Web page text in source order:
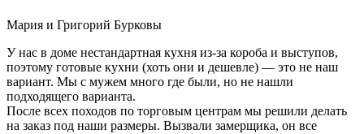
Мария и Григорий Бурковы
У нас в доме нестандартная кухня из-за короба и выступов,
поэтому готовые кухни (хоть они и дешевле) — это не наш
вариант. Мы с мужем много где были, но не нашли
подходящего варианта.
После всех походов по торговым центрам мы решили делать
на заказ под наши размеры. Вызвали замерщика, он все